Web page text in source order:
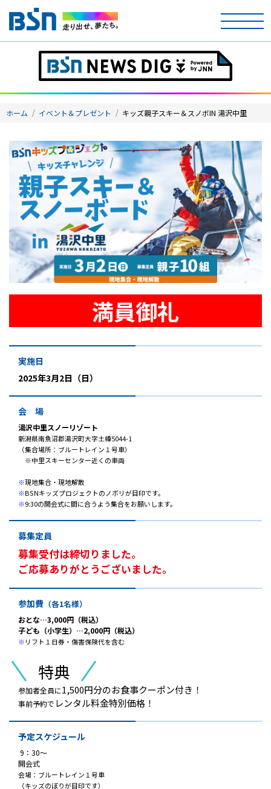
ホーム
テレビ
ラジオ
アナウンサー
イベント
ニュース
天気
プレゼント
コンテンツ・アプリ
キッズ ケンジュ 愛の募金
ショッピング
会社概要・ビジョン
お問い合わせ
ホーム イベント＆プレゼント キッズ親子スキー＆スノボIN 湯沢中里
満員御礼
実施日
2025年3月2日（日）
会 場
湯沢中里スノーリゾート
新潟県南魚沼郡湯沢町大字土樽5044-1
（集合場所：ブルートレイン１号車）
※中里スキーセンター近くの車両
※現地集合・現地解散
※BSNキッズプロジェクトのノボリが目印です。
※9:30の開会式に間に合うよう集合をお願いします。
募集定員
募集受付は締切りました。
ご応募ありがとうございました。
参加費 （各1名様）
おとな…3,000円（税込）
子ども（小学生）…2,000円（税込）
※リフト１日券・傷害保険代を含む
特典
参加者全員に1,500円分のお食事クーポン付き！
事前予約で レンタル料金特別価格！
予定スケジュール
9：30～
開会式
会場：ブルートレイン１号車
（キッズのぼりが目印です）